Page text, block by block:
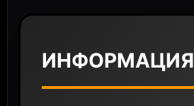
ИНФОРМАЦИЯ